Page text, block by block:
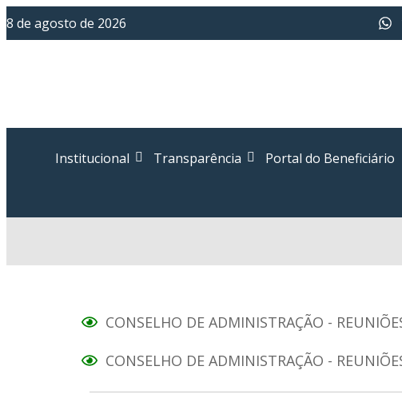
8 de agosto de 2026
Institucional Transparência Portal do Beneficiário
CONSELHO DE ADMINISTRAÇÃO -
CONSELHO DE ADMINISTRAÇÃO -